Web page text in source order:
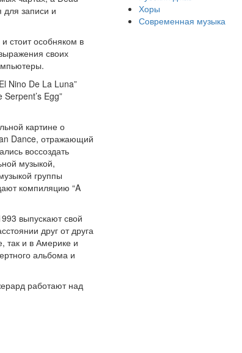
для записи и
стоит особняком в
своих
Nino De La Luna”
Egg”
картине о
Dance, отражающий
воссоздать
музыкой,
группы
компиляцию “A
выпускают свой
друг от друга
так и в Америке и
альбома и
работают над
Хоры
Современная музыка